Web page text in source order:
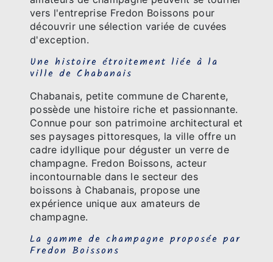
vers l'entreprise Fredon Boissons pour
découvrir une sélection variée de cuvées
d'exception.
Une histoire étroitement liée à la
ville de Chabanais
Chabanais, petite commune de Charente,
possède une histoire riche et passionnante.
Connue pour son patrimoine architectural et
ses paysages pittoresques, la ville offre un
cadre idyllique pour déguster un verre de
champagne. Fredon Boissons, acteur
incontournable dans le secteur des
boissons à Chabanais, propose une
expérience unique aux amateurs de
champagne.
La gamme de champagne proposée par
Fredon Boissons